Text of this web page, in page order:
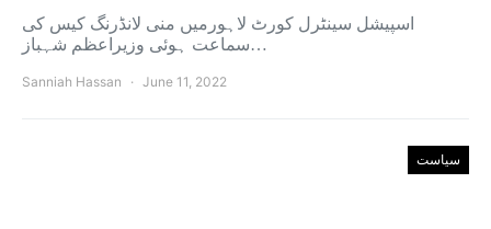
اسپیشل سینٹرل کورٹ لاہورمیں منی لانڈرنگ کیس کی
سماعت ہوئی وزیراعظم شہباز…
Sanniah Hassan June 11, 2022
سیاست